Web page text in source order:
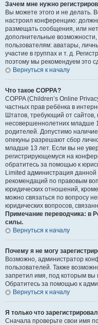
Зачем мне нужно
Вы можете этого и не делать.
настроил конференцию:
размещать сообщения, или
дополнительные
пользователям: аватары,
участие в группах и т. д.
поэтому мы рекомендуем это
Вернуться к началу
Что такое COPPA?
COPPA (Children’s Online
частных прав ребёнка в
Штатов, требующий от
несовершеннолетних младше
родителей. Допустимо
опекуны разрешают сбор
младше 13 лет. Если вы не
регистрирующемуся на
обратитесь за помощью к
Limited администрация
рекомендаций по правовым
юридических отношений,
можно связаться по вопросу
юридических вопросов,
Примечание переводчика: в
силы.
Вернуться к началу
Почему я не могу
Возможно, администратор
пользователей. Также
запретил имя, под которым вы
Обратитесь за помощью к
Вернуться к началу
Я только что
Сначала проверьте свои имя